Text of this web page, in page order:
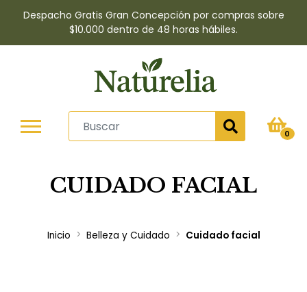
Despacho Gratis Gran Concepción por compras sobre
$10.000 dentro de 48 horas hábiles.
0
CUIDADO FACIAL
Inicio Belleza y Cuidado Cuidado facial